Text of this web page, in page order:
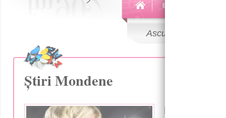
Echipa
Ascultă
Știri Mondene
Doar pe